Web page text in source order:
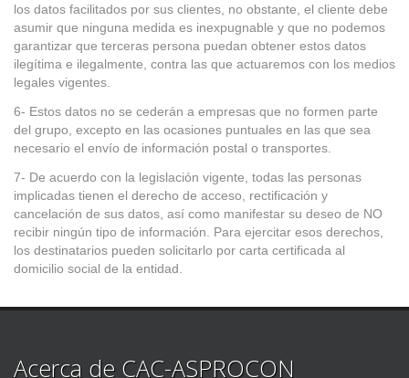
los datos facilitados por sus clientes, no obstante, el cliente debe
asumir que ninguna medida es inexpugnable y que no podemos
garantizar que terceras persona puedan obtener estos datos
ilegítima e ilegalmente, contra las que actuaremos con los medios
legales vigentes.
6- Estos datos no se cederán a empresas que no formen parte
del grupo, excepto en las ocasiones puntuales en las que sea
necesario el envío de información postal o transportes.
7- De acuerdo con la legislación vigente, todas las personas
implicadas tienen el derecho de acceso, rectificación y
cancelación de sus datos, así como manifestar su deseo de NO
recibir ningún tipo de información. Para ejercitar esos derechos,
los destinatarios pueden solicitarlo por carta certificada al
domicilio social de la entidad.
Acerca de CAC-ASPROCON